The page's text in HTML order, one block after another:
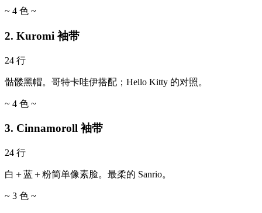
~ 4 色 ~
2. Kuromi 袖带
24 行
骷髅黑帽。哥特卡哇伊搭配；Hello Kitty 的对照。
~ 4 色 ~
3. Cinnamoroll 袖带
24 行
白＋蓝＋粉简单像素脸。最柔的 Sanrio。
~ 3 色 ~